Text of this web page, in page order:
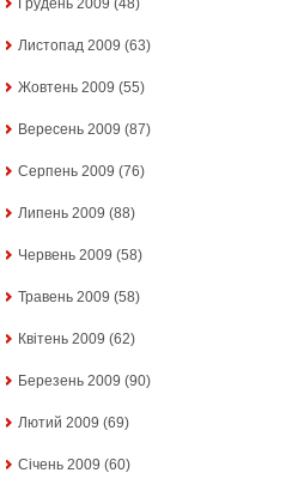
Грудень 2009 (48)
Листопад 2009 (63)
Жовтень 2009 (55)
Вересень 2009 (87)
Серпень 2009 (76)
Липень 2009 (88)
Червень 2009 (58)
Травень 2009 (58)
Квітень 2009 (62)
Березень 2009 (90)
Лютий 2009 (69)
Січень 2009 (60)